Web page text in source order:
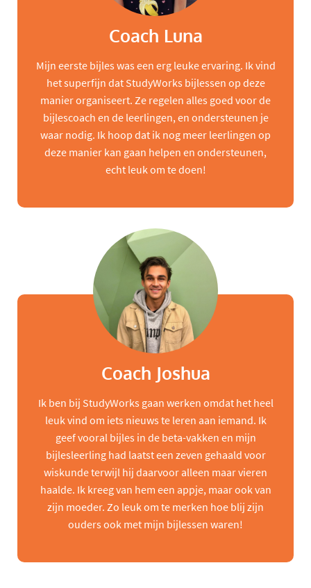
Coach Luna
Mijn eerste bijles was een erg leuke ervaring. Ik vind
het superfijn dat StudyWorks bijlessen op deze
manier organiseert. Ze regelen alles goed voor de
bijlescoach en de leerlingen, en ondersteunen je
waar nodig. Ik hoop dat ik nog meer leerlingen op
deze manier kan gaan helpen en ondersteunen,
echt leuk om te doen!
Coach Joshua
Ik ben bij StudyWorks gaan werken omdat het heel
leuk vind om iets nieuws te leren aan iemand. Ik
geef vooral bijles in de beta-vakken en mijn
bijlesleerling had laatst een zeven gehaald voor
wiskunde terwijl hij daarvoor alleen maar vieren
haalde. Ik kreeg van hem een appje, maar ook van
zijn moeder. Zo leuk om te merken hoe blij zijn
ouders ook met mijn bijlessen waren!